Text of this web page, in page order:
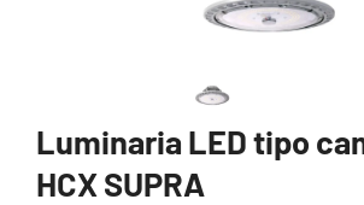
Luminaria LED tipo
HCX SUPRA